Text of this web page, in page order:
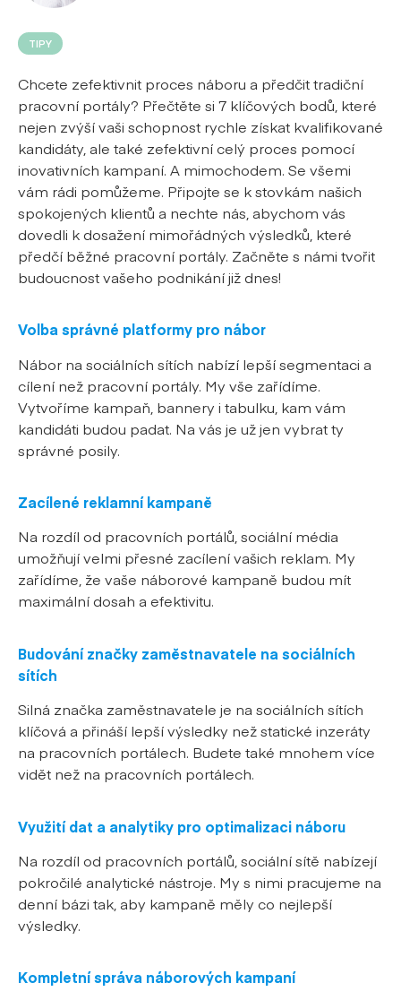
TIPY
Chcete zefektivnit proces náboru a předčit tradiční
pracovní portály? Přečtěte si 7 klíčových bodů, které
nejen zvýší vaši schopnost rychle získat kvalifikované
kandidáty, ale také zefektivní celý proces pomocí
inovativních kampaní. A mimochodem. Se všemi
vám rádi pomůžeme. Připojte se k stovkám našich
spokojených klientů a nechte nás, abychom vás
dovedli k dosažení mimořádných výsledků, které
předčí běžné pracovní portály. Začněte s námi tvořit
budoucnost vašeho podnikání již dnes!
Volba správné platformy pro nábor
Nábor na sociálních sítích nabízí lepší segmentaci a
cílení než pracovní portály. My vše zařídíme.
Vytvoříme kampaň, bannery i tabulku, kam vám
kandidáti budou padat. Na vás je už jen vybrat ty
správné posily.
Zacílené reklamní kampaně
Na rozdíl od pracovních portálů, sociální média
umožňují velmi přesné zacílení vašich reklam. My
zařídíme, že vaše náborové kampaně budou mít
maximální dosah a efektivitu.
Budování značky zaměstnavatele na sociálních
sítích
Silná značka zaměstnavatele je na sociálních sítích
klíčová a přináší lepší výsledky než statické inzeráty
na pracovních portálech. Budete také mnohem více
vidět než na pracovních portálech.
Využití dat a analytiky pro optimalizaci náboru
Na rozdíl od pracovních portálů, sociální sítě nabízejí
pokročilé analytické nástroje. My s nimi pracujeme na
denní bázi tak, aby kampaně měly co nejlepší
výsledky.
Kompletní správa náborových kampaní